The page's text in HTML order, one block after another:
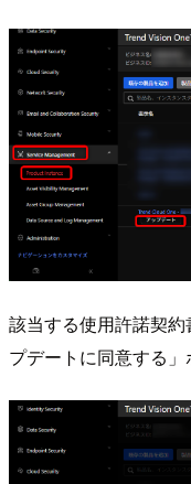
該当する使用許諾契
プデートに同意する」